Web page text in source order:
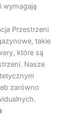
wymagają
Przestrzeni
takie
które są
Nasze
zarówno